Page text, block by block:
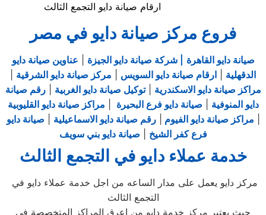
ارقام صيانة دايو التجمع الثالث
فروع مركز صيانة دايو في مصر
صيانة دايو القاهرة | شركة صيانة دايو الجيزة
عناوين صيانة دايو
الدقهلية
ارقام صيانة دايو السويس مركز صيانة دايو الشرقية
مراكز صيانة دايو الاسكندرية |توكيل صيانة دايو الغربية |رقم صيانة
دايو المنوفية
صيانة دايو فرع البحيرة
مراكز صيانة دايو القليوبية
مراكز صيانة دايو الفيوم |رقم صيانة دايو الاسماعيلية
صيانة دايو
فرع كفر الشيخ
صيانة دايو بني سويف
خدمة عملاء دايو في التجمع الثالث
التجمع الثالث
حيث يعتبر مركز خدمة دايو من اعرق المراكز المتخصصة فى